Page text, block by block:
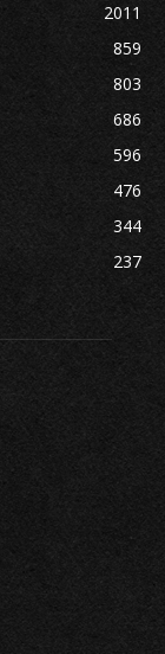
2011
859
803
686
596
476
344
237